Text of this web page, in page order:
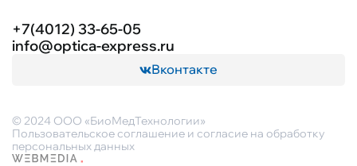
+7(4012) 33-65-05
info@optica-express.ru
Вконтакте
© 2024 ООО «БиоМедТехнологии»
Пользовательское соглашение и согласие на обработку
персональных данных